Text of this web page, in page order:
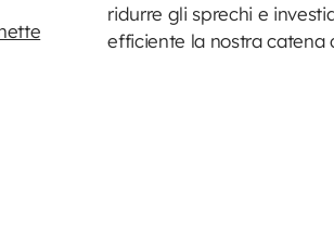
ridurre gli sprechi e
efficiente la nostra catena